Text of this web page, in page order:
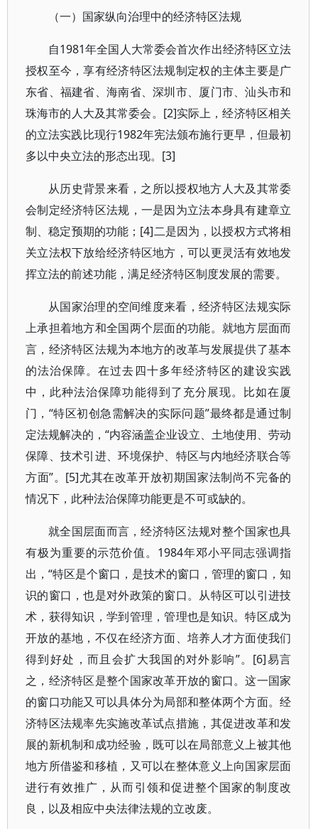
（一）国家纵向治理中的经济特区法规
自1981年全国人大常委会首次作出经济特区立法
授权至今，享有经济特区法规制定权的主体主要是广
东省、福建省、海南省、深圳市、厦门市、汕头市和
珠海市的人大及其常委会。[2]实际上，经济特区相关
的立法实践比现行1982年宪法颁布施行更早，但最初
多以中央立法的形态出现。[3]
从历史背景来看，之所以授权地方人大及其常委
会制定经济特区法规，一是因为立法本身具有建章立
制、稳定预期的功能；[4]二是因为，以授权方式将相
关立法权下放给经济特区地方，可以更灵活有效地发
挥立法的前述功能，满足经济特区制度发展的需要。
从国家治理的空间维度来看，经济特区法规实际
上承担着地方和全国两个层面的功能。就地方层面而
言，经济特区法规为本地方的改革与发展提供了基本
的法治保障。在过去四十多年经济特区的建设实践
中，此种法治保障功能得到了充分展现。比如在厦
门，“特区初创急需解决的实际问题”最终都是通过制
定法规解决的，“内容涵盖企业设立、土地使用、劳动
保障、技术引进、环境保护、特区与内地经济联合等
方面”。[5]尤其在改革开放初期国家法制尚不完备的
情况下，此种法治保障功能更是不可或缺的。
就全国层面而言，经济特区法规对整个国家也具
有极为重要的示范价值。1984年邓小平同志强调指
出，“特区是个窗口，是技术的窗口，管理的窗口，知
识的窗口，也是对外政策的窗口。从特区可以引进技
术，获得知识，学到管理，管理也是知识。特区成为
开放的基地，不仅在经济方面、培养人才方面使我们
得到好处，而且会扩大我国的对外影响”。[6]易言
之，经济特区是整个国家改革开放的窗口。这一国家
的窗口功能又可以具体分为局部和整体两个方面。经
济特区法规率先实施改革试点措施，其促进改革和发
展的新机制和成功经验，既可以在局部意义上被其他
地方所借鉴和移植，又可以在整体意义上向国家层面
进行有效推广，从而引领和促进整个国家的制度改
良，以及相应中央法律法规的立改废。